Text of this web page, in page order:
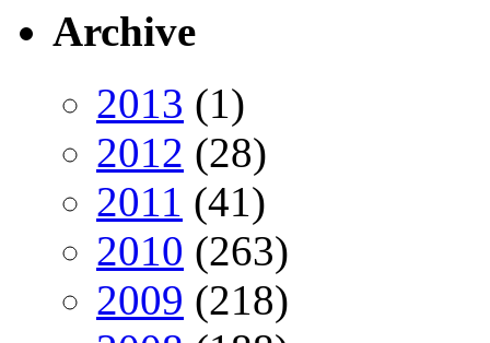
Archive
2013 (1)
2012 (28)
2011 (41)
2010 (263)
2009 (218)